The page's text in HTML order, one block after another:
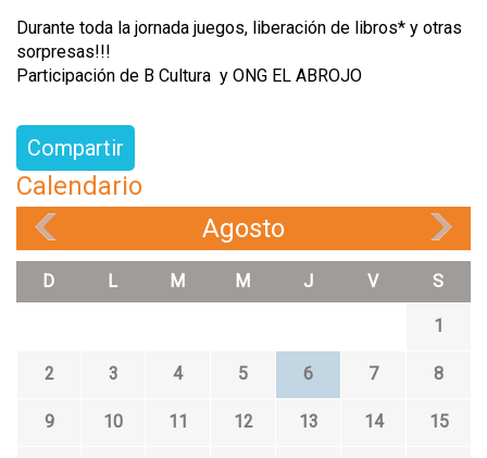
Durante toda la jornada juegos, liberación de libros* y otras
sorpresas!!!
Participación de B Cultura y ONG EL ABROJO
Compartir
Calendario
Agosto
D L M M J V S
1
2 3 4 5 6 7 8
9 10 11 12 13 14 15